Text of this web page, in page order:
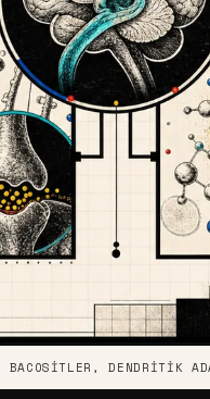
BACOSITLER, DENDRITIK